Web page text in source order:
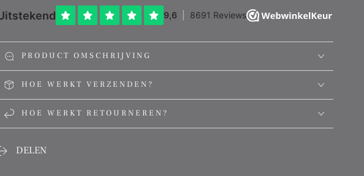
PRODUCT OMSCHRIJVING
HOE WERKT VERZENDEN?
HOE WERKT RETOURNEREN?
DELEN